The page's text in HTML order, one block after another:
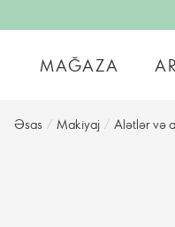
MAĞAZA
Əsas / Makiyaj / Alətlər və